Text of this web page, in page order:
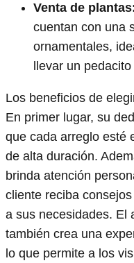
Venta de
cuentan con una
ornamentales,
llevar un
Los beneficios de
En primer lugar, su
que cada arreglo esté
de alta duración.
brinda atención
cliente reciba
a sus necesidades. El
también crea una
lo que permite a los